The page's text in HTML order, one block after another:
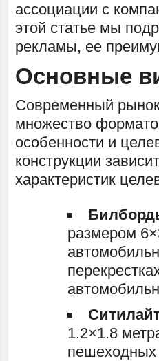
ассоциации с
этой статье мы
рекламы, ее
Основные
Современный
множество
особенности и
конструкции
характеристик
размером
1.2×1.8
пешеходных